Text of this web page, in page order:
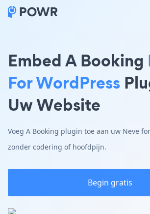
Embed A Booking
For WordPress
Uw Website
Voeg A Booking plugin toe aan uw Neve
zonder codering of hoofdpijn.
Begin gratis